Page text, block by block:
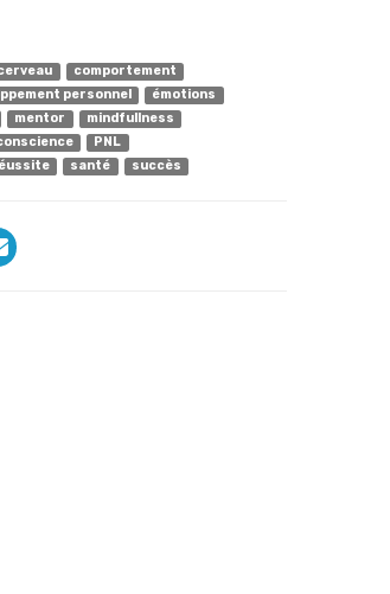
comportement
personnel
émotions
mentor
mindfullness
PNL
santé succès